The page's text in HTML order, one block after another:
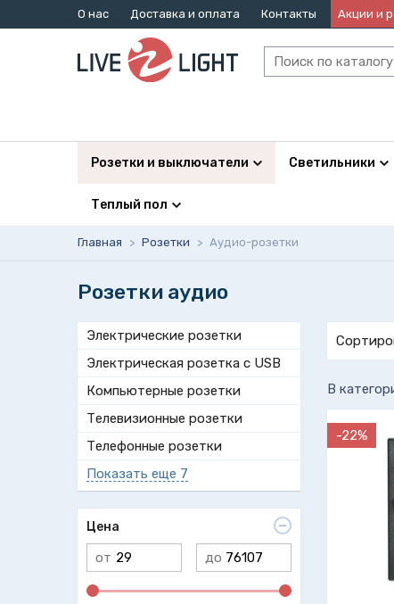
О нас Доставка и оплата Контакты Акции и
Розетки и выключатели Светильники
Теплый пол
Главная > Розетки > Аудио-розетки
Розетки аудио
Электрические розетки
Электрическая розетка с USB
Компьютерные розетки
Телевизионные розетки
Телефонные розетки
Показать еще 7
Цена
от до
В
-22%